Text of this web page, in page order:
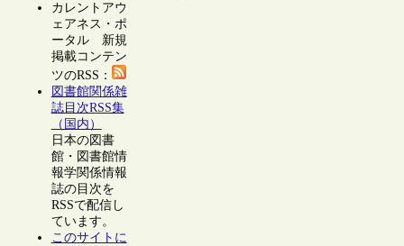
カレントアウ
ェアネス・ポ
ータル 新規
掲載コンテン
ツのRSS：
図書館関係雑
誌目次RSS集
（国内）
日本の図書
館・図書館情
報学関係情報
誌の目次を
RSSで配信し
ています。
このサイトに